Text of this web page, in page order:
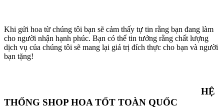
Khi gửi hoa từ chúng tôi bạn sẽ cảm thấy tự tin rằng bạn đang làm
cho người nhận hạnh phúc. Bạn có thể tin tưởng rằng chất lượng
dịch vụ của chúng tôi sẽ mang lại giá trị đích thực cho bạn và người
bạn tặng!
HỆ
THỐNG SHOP HOA TỐT TOÀN QUỐC